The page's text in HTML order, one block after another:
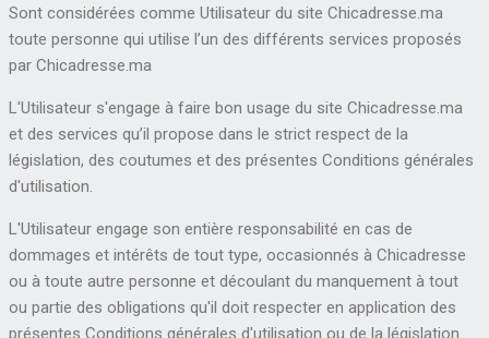
Sont considérées comme Utilisateur du site Chicadresse.ma
toute personne qui utilise l’un des différents services proposés
par Chicadresse.ma
L'Utilisateur s'engage à faire bon usage du site Chicadresse.ma
et des services qu’il propose dans le strict respect de la
législation, des coutumes et des présentes Conditions générales
d'utilisation.
L'Utilisateur engage son entière responsabilité en cas de
dommages et intérêts de tout type, occasionnés à Chicadresse
ou à toute autre personne et découlant du manquement à tout
ou partie des obligations qu'il doit respecter en application des
présentes Conditions générales d'utilisation ou de la législation.